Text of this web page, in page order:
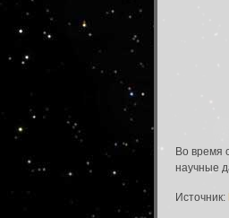
Во время
научные
Источник:
Введите
Вход в